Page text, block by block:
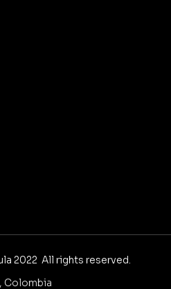
2022 All rights reserved.
Colombia